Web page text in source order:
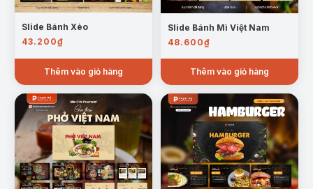
Mẫu trang: Giá trị dinh dưỡng của Bún Bò Huế
Lợi ích sức khỏe:
Không chỉ ngon miệng, bún bò
Huế còn có lợi cho sức khỏe: hỗ trợ tiêu hóa,
giảm căng thẳng và tăng cường đề kháng. Slide
trình bày rõ ràng, dễ nhớ, dễ áp dụng trong
thuyết trình giáo dục và truyền thông.
Slide Bánh Xèo
43.200₫
Thêm vào giỏ hàng
Slide Bánh Mì Việt Nam
48.600₫
Thêm vào giỏ hàng